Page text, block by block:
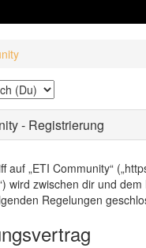
- Registrierung
auf „ETI Community“
wird zwischen dir und
Regelungen